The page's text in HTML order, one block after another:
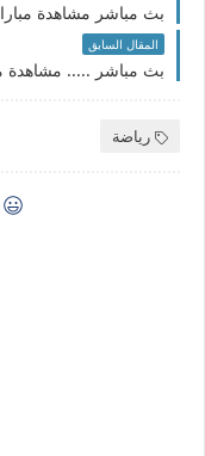
المقال السابق
رياضة